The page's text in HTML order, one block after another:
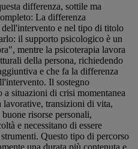
differenza, sottile ma
La differenza
e nel tipo di titolo
il supporto psicologico è un
mentre la psicoterapia lavora
della persona, richiedendo
e che fa la differenza
Il sostegno
situazioni di crisi momentanea
transizioni di vita,
risorse personali,
e necessitano di essere
Questo tipo di percorso
una durata più contenuta e